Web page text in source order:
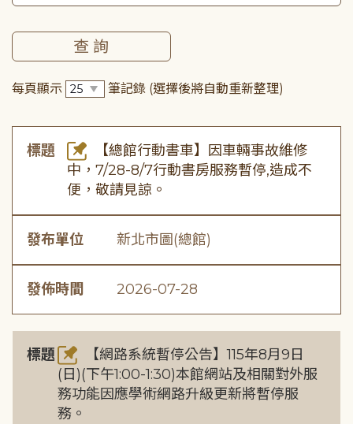
每頁顯示 筆記錄 (選擇後將自動重新整理)
標題
【總館行動書車】因車輛事故維修
中，7/28-8/7行動書房服務暫停,造成不
便，敬請見諒。
發布單位 新北市圖(總館)
發佈時間 2026-07-28
標題
【網路系統暫停公告】115年8月9日
(日)(下午1:00-1:30)本館網站及相關對外服
務功能因應學術網路升級更新將暫停服
務。